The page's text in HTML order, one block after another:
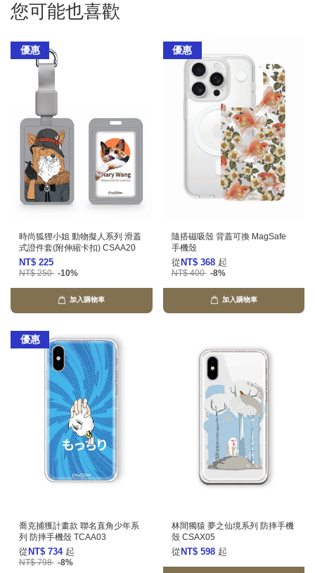
您可能也喜歡
優惠
時尚狐狸小姐 動物擬人系列 滑蓋
式證件套(附伸縮卡扣) CSAA20
NT$ 225
NT$ 250 -10%
加入購物車
優惠
隨搭磁吸殼 背蓋可換 MagSafe
手機殼
從 NT$ 368 起
NT$ 400 -8%
加入購物車
優惠
喬克捕獲計畫款 聯名直角少年系
列 防摔手機殼 TCAA03
從 NT$ 734 起
NT$ 798 -8%
林間獨猿 夢之仙境系列 防摔手機
殼 CSAX05
從 NT$ 598 起